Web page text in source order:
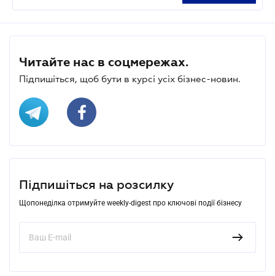
Читайте нас в соцмережах.
Підпишіться, щоб бути в курсі усіх бізнес-новин.
Підпишіться на розсилку
Щопонеділка отримуйте weekly-digest про ключові події бізнесу